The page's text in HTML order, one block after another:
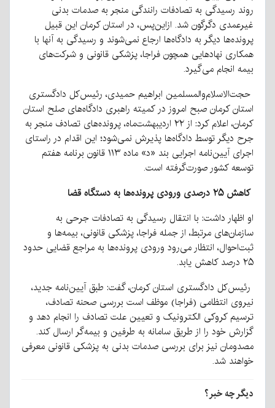
روند رسیدگی به تصادفات رانندگی منجر به صدمات بدنی
غیرعمدی دگرگون شد. ازاین‌پس، در استان کرمان این قبیل
پرونده‌ها دیگر به دادگاه‌ها ارجاع نمی‌شوند و رسیدگی به آنها با
همکاری نهادهایی همچون فراجا، پزشکی قانونی و شرکت‌های
بیمه انجام می‌گیرد.
حجت‌الاسلام‌والمسلمین ابراهیم حمیدی، رئیس‌کل دادگستری
استان کرمان صبح امروز در کمیته راهبری دادگاه‌های صلح استان
کرمان، اعلام کرد: از ۲۲ اردیبهشت‌ماه، پرونده‌های تصادف منجر به
جرح دیگر توسط دادگاه‌ها پذیرش نمی‌شود؛ این اقدام در راستای
اجرای آیین‌نامه اجرایی بند «د» ماده ۱۱۳ قانون برنامه هفتم
توسعه کشور صورت‌گرفته است.
کاهش ۲۵ درصدی ورودی پرونده‌ها به دستگاه قضا
او اظهار داشت: با انتقال رسیدگی به تصادفات جرحی به
سازمان‌های مرتبط، از جمله فراجا، پزشکی قانونی، بیمه‌ها و
ثبت‌احوال، انتظار می‌رود ورودی پرونده‌ها به مراجع قضایی حدود
۲۵ درصد کاهش یابد.
رئیس‌کل دادگستری استان کرمان، گفت: طبق آیین‌نامه جدید،
نیروی انتظامی (فراجا) موظف است بررسی صحنه تصادف،
ترسیم کروکی الکترونیک و تعیین علت تصادف را انجام دهد و
گزارش خود را از طریق سامانه به طرفین و بیمه‌گر ارسال کند.
مصدومان نیز برای بررسی صدمات بدنی به پزشکی قانونی معرفی
خواهند شد.
دیگر چه خبر؟